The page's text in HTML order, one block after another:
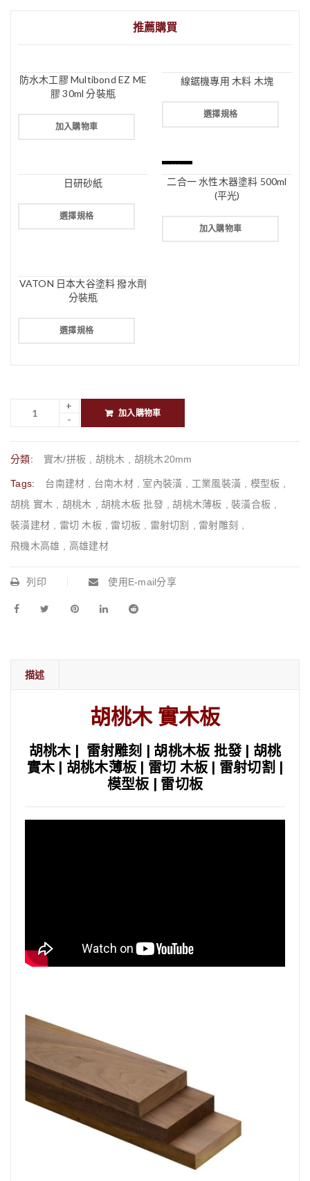
推薦購買
防水木工膠 Multibond EZ ME
膠 30ml 分裝瓶
加入購物車
線鋸機專用 木料 木塊
選擇規格
日研砂紙
選擇規格
二合一 水性木器塗料 500ml
(平光)
加入購物車
VATON 日本大谷塗料 撥水劑
分裝瓶
選擇規格
加入購物車
分類: 實木/拼板 胡桃木 胡桃木20mm
Tags: 台南建材 台南木材 室內裝潢 工業風裝潢 模型板
胡桃 實木
胡桃木 胡桃木板 批發 ,胡桃木薄板 裝潢合板
裝潢建材
雷切 木板 雷切板 雷射切割 雷射雕刻
飛機木高雄
高雄建材
列印 使用E-mail分享
描述
胡桃木 實木板
胡桃木 | 雷射雕刻 | 胡桃木板 批發 | 胡桃
實木 | 胡桃木薄板 | 雷切 木板 | 雷射切割 |
模型板 | 雷切板